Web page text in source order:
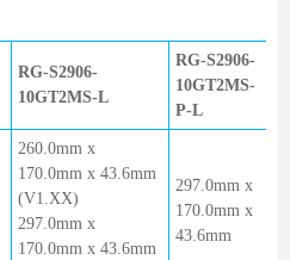
RG-S2906-
10GT2MS-L
RG-S2906-
10GT2MS-
P-L
260.0mm x
170.0mm x 43.6mm
(V1.XX)
297.0mm x
170.0mm x 43.6mm
297.0mm x
170.0mm x
43.6mm